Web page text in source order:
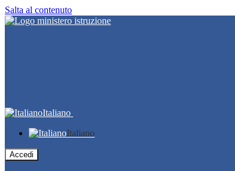
Salta al contenuto
Italiano
Italiano
Accedi